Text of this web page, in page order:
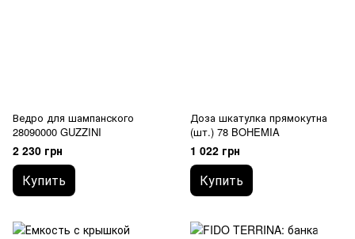
Ведро для шампанского
28090000 GUZZINI
2 230 грн
Купить
Доза шкатулка прямокутна
(шт.) 78 BOHEMIA
1 022 грн
Купить